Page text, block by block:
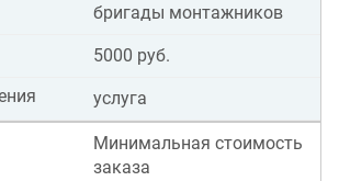
бригады монтажников
5000 руб.
услуга
Минимальная стоимость
заказа